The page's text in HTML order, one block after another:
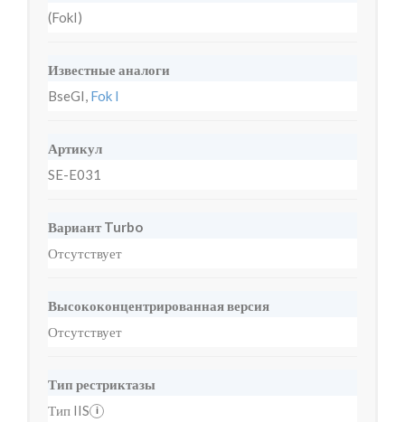
(FokI)
Известные аналоги
BseGI, Fok I
Артикул
SE-E031
Вариант Turbo
Отсутствует
Высококонцентрированная версия
Отсутствует
Тип рестриктазы
Тип IIS
i